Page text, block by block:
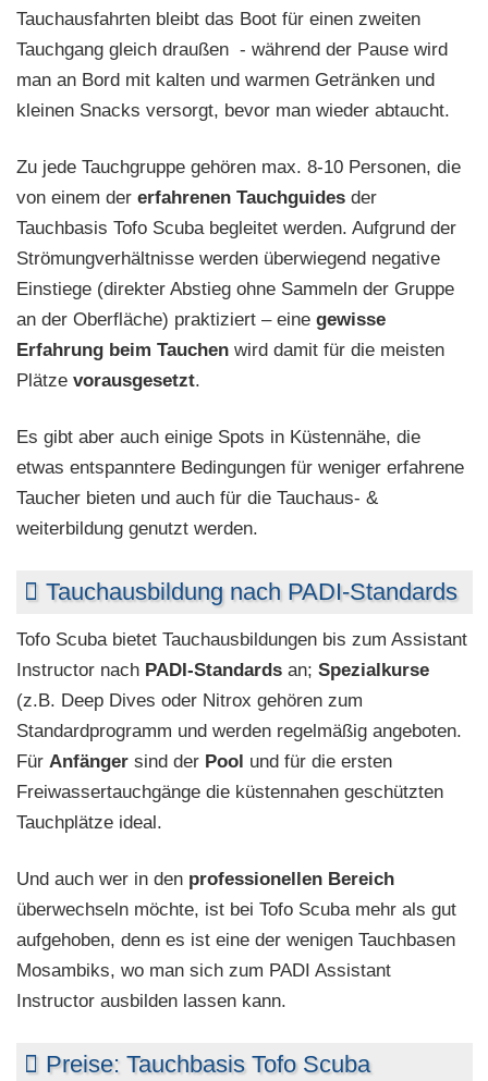
Tauchausfahrten bleibt das Boot für einen zweiten
Tauchgang gleich draußen - während der Pause wird
man an Bord mit kalten und warmen Getränken und
kleinen Snacks versorgt, bevor man wieder abtaucht.
Zu jede Tauchgruppe gehören max. 8-10 Personen, die
von einem der erfahrenen Tauchguides der
Tauchbasis Tofo Scuba begleitet werden. Aufgrund der
Strömungverhältnisse werden überwiegend negative
Einstiege (direkter Abstieg ohne Sammeln der Gruppe
an der Oberfläche) praktiziert – eine gewisse
Erfahrung beim Tauchen wird damit für die meisten
Plätze vorausgesetzt.
Es gibt aber auch einige Spots in Küstennähe, die
etwas entspanntere Bedingungen für weniger erfahrene
Taucher bieten und auch für die Tauchaus- &
weiterbildung genutzt werden.
Tauchausbildung nach PADI-Standards
Tofo Scuba bietet Tauchausbildungen bis zum Assistant
Instructor nach PADI-Standards an; Spezialkurse
(z.B. Deep Dives oder Nitrox gehören zum
Standardprogramm und werden regelmäßig angeboten.
Für Anfänger sind der Pool und für die ersten
Freiwassertauchgänge die küstennahen geschützten
Tauchplätze ideal.
Und auch wer in den professionellen Bereich
überwechseln möchte, ist bei Tofo Scuba mehr als gut
aufgehoben, denn es ist eine der wenigen Tauchbasen
Mosambiks, wo man sich zum PADI Assistant
Instructor ausbilden lassen kann.
Preise: Tauchbasis Tofo Scuba